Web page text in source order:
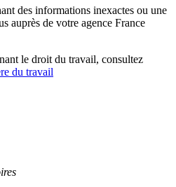
des informations inexactes ou une
auprès de votre agence France
le droit du travail, consultez
du travail